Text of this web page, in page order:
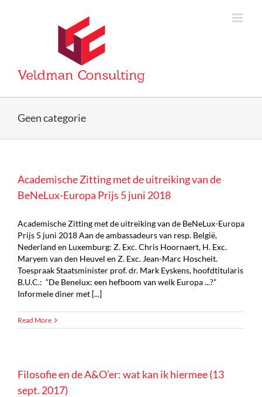
Geen categorie
Academische Zitting met de uitreiking van de
BeNeLux-Europa Prijs 5 juni 2018
Academische Zitting met de uitreiking van de BeNeLux-Europa
Prijs 5 juni 2018 Aan de ambassadeurs van resp. België,
Nederland en Luxemburg: Z. Exc. Chris Hoornaert, H. Exc.
Maryem van den Heuvel en Z. Exc. Jean-Marc Hoscheit.
Toespraak Staatsminister prof. dr. Mark Eyskens, hoofdtitularis
B.U.C.: “De Benelux: een hefboom van welk Europa ...?”
Informele diner met [...]
Read More
Filosofie en de A&O’er: wat kan ik hiermee (13
sept. 2017)